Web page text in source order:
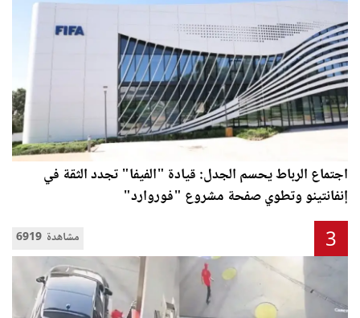
اجتماع الرباط يحسم الجدل: قيادة "الفيفا" تجدد الثقة في
إنفانتينو وتطوي صفحة مشروع "فوروارد"
6919 مشاهدة 3